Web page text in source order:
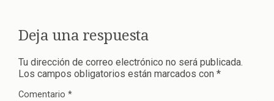
Deja una respuesta
Tu dirección de correo electrónico no será publicada.
Los campos obligatorios están marcados con *
Comentario *